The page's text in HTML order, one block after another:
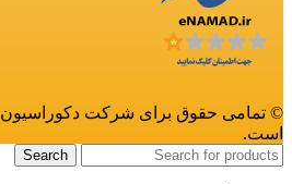
© تمامی حقوق برای شرکت
است.
Search